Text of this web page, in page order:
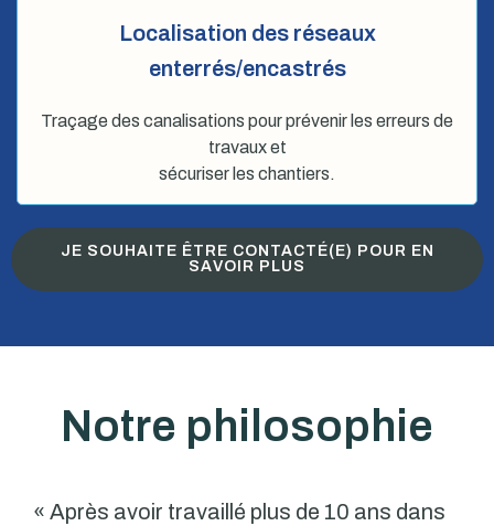
Localisation des réseaux
enterrés/encastrés
Traçage des canalisations pour prévenir les erreurs de
travaux et
sécuriser les chantiers.
JE SOUHAITE ÊTRE CONTACTÉ(E) POUR EN
SAVOIR PLUS
Notre philosophie
« Après avoir travaillé plus de 10 ans dans